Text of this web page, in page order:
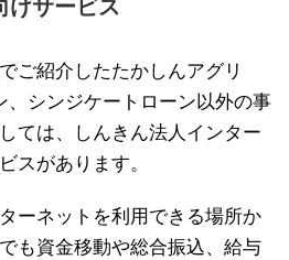
けサービス
ご紹介したたかしんアグリ
シンジケートローン以外の事
ては、しんきん法人インター
スがあります。
ーネットを利用できる場所か
も資金移動や総合振込、給与